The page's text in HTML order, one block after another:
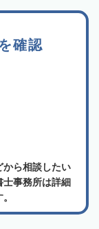
確認
から相談したい
士事務所は詳細